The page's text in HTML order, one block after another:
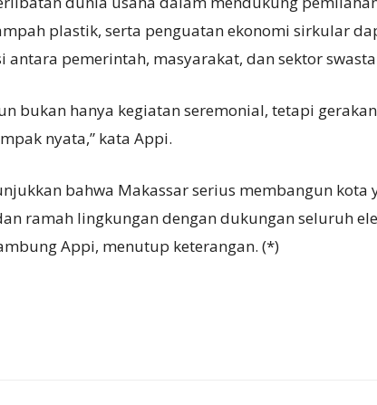
plastik, serta penguatan ekonomi sirkular
antara pemerintah, masyarakat, dan sektor
bukan hanya kegiatan seremonial, tetapi
nyata,” kata Appi.
bahwa Makassar serius membangun kota
ramah lingkungan dengan dukungan seluruh
Appi, menutup keterangan. (*)